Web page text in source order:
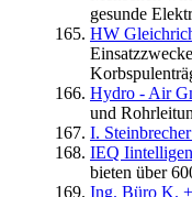
gesunde
HW
Hydro - Air
und
I.
IEQ
bieten über
Ing. Büro K.